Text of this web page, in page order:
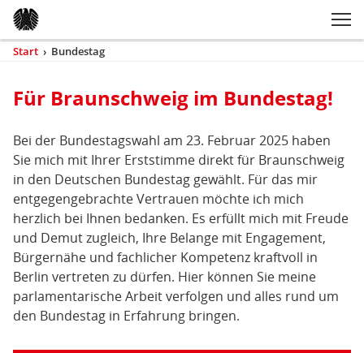
Kopfbereich
Sprungmarken-
Navigation
Hauptnavigation
Sie
hier
Start › Bundestag
Inhaltsbereich
Bundestag
Für Braunschweig im Bundestag!
Bei der Bundestagswahl am 23. Februar 2025 haben
Sie mich mit Ihrer Erststimme direkt für Braunschweig
in den Deutschen Bundestag gewählt. Für das mir
entgegengebrachte Vertrauen möchte ich mich
herzlich bei Ihnen bedanken. Es erfüllt mich mit Freude
und Demut zugleich, Ihre Belange mit Engagement,
Bürgernähe und fachlicher Kompetenz kraftvoll in
Berlin vertreten zu dürfen. Hier können Sie meine
parlamentarische Arbeit verfolgen und alles rund um
den Bundestag in Erfahrung bringen.